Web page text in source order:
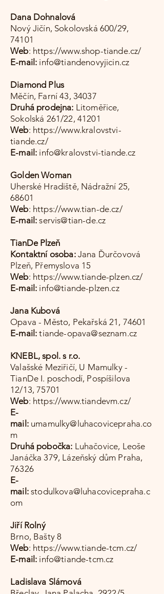
Dana Dohnalová
Nový Jičín, Sokolovská 600/29,
74101
Web: https://www.shop-tiande.cz/
E-mail: info@tiandenovyjicin.cz
Diamond Plus
Měčín, Farní 43, 34037
Druhá prodejna: Litoměřice,
Sokolská 261/22, 41201
Web: https://www.kralovstvi-
tiande.cz/
E-mail: info@kralovstvi-tiande.cz
Golden Woman
Uherské Hradiště, Nádražní 25,
68601
Web: https://www.tian-de.cz/
E-mail: servis@tian-de.cz
TianDe Plzeň
Kontaktní osoba:Jana Ďurčovová
Plzeň, Přemyslova 15
Web: https://www.tiande-plzen.cz/
E-mail: info@tiande-plzen.cz
Jana Kubová
Opava - Město, Pekařská 21, 74601
E-mail:tiande-opava@seznam.cz
KNEBL, spol. s r.o.
Valašské Meziřičí, U Mamulky -
TianDe I. poschodí, Pospíšilova
12/13, 75701
Web: https://www.tiandevm.cz/
E-
mail: umamulky@luhacovicepraha.co
m
Druhá pobočka: Luhačovice, Leoše
Janáčka 379, Lázeňský dům Praha,
76326
E-
mail:stodulkova@luhacovicepraha.c
om
Jiří Rolný
Brno, Bašty 8
Web: https://www.tiande-tcm.cz/
E-mail: info@tiande-tcm.cz
Ladislava Slámová